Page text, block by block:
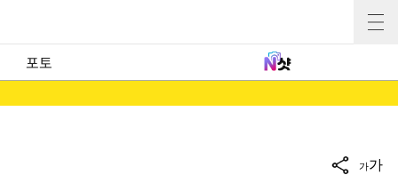
포토
가가